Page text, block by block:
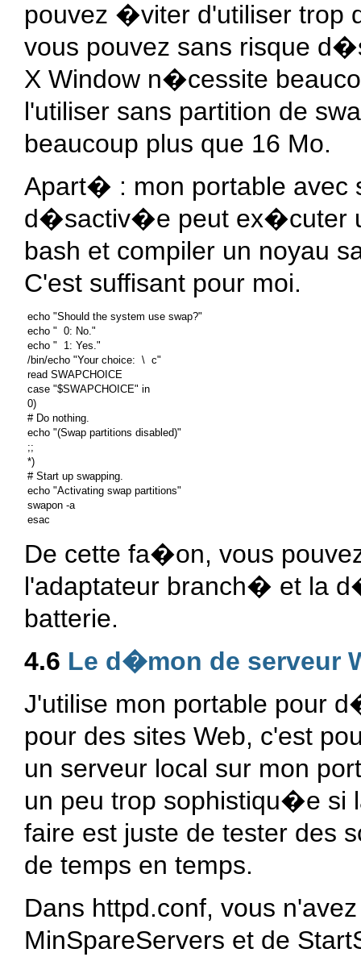
pouvez �viter d'utiliser
vous pouvez sans risque
X Window n�cessite
l'utiliser sans partition de
beaucoup plus que 16 Mo.
Apart� : mon portable avec
d�sactiv�e peut ex�cuter
bash et compiler un noyau
C'est suffisant pour moi.
echo "Should the system use swap?"
echo "  0: No."
echo "  1: Yes."
/bin/echo "Your choice:  \  c"
read SWAPCHOICE
case "$SWAPCHOICE" in
0)
# Do nothing.
echo "(Swap partitions disabled)"
;;
*)
# Start up swapping.
echo "Activating swap partitions"
swapon -a
De cette fa�on, vous
l'adaptateur branch� et la
batterie.
4.6 Le d�mon de serveur
J'utilise mon portable pour
pour des sites Web, c'est
un serveur local sur mon
un peu trop sophistiqu�e si
faire est juste de tester des
de temps en temps.
Dans httpd.conf, vous
MinSpareServers et de